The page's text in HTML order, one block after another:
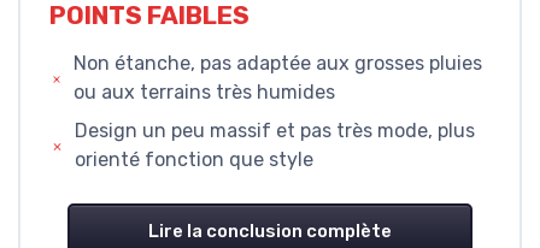
POINTS FAIBLES
Non étanche, pas adaptée aux grosses pluies
ou aux terrains très humides
Design un peu massif et pas très mode, plus
orienté fonction que style
Lire la conclusion complète